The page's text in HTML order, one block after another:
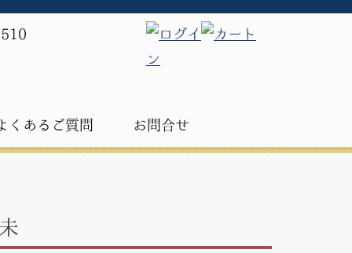
くあるご質問 お問合せ